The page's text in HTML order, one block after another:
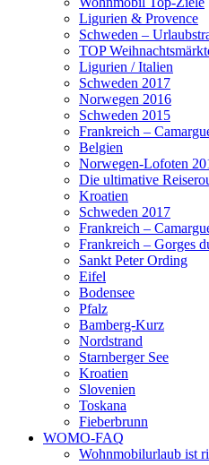
Ligurien & Provence
Schweden –
TOP
Ligurien / Italien
Schweden 2017
Norwegen 2016
Schweden 2015
Frankreich –
Belgien
Norwegen-Lofoten
Die ultimative
Kroatien
Schweden 2017
Frankreich –
Frankreich – Gorges
Sankt Peter Ording
Eifel
Bodensee
Pfalz
Bamberg-Kurz
Nordstrand
Starnberger See
Kroatien
Slovenien
Toskana
Fieberbrunn
WOMO-FAQ
Wohnmobilurlaub ist